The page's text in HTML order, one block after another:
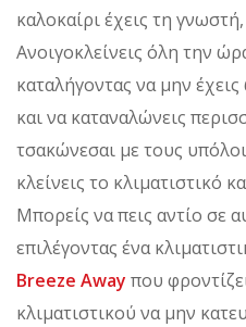
καλοκαίρι έχεις τη
Ανοιγοκλείνεις όλη την
καταλήγοντας να μην
και να καταναλώνεις
τσακώνεσαι με τους
κλείνεις το κλιματιστικό
Μπορείς να πεις αντίο σε
επιλέγοντας ένα
Breeze Away που
κλιματιστικού να μην